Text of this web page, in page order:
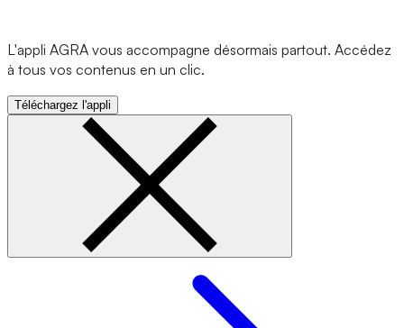
L'appli AGRA vous accompagne désormais partout. Accédez
à tous vos contenus en un clic.
Téléchargez l'appli